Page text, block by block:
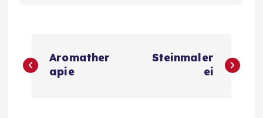
e
Aromather
apie
Steinmaler
ei